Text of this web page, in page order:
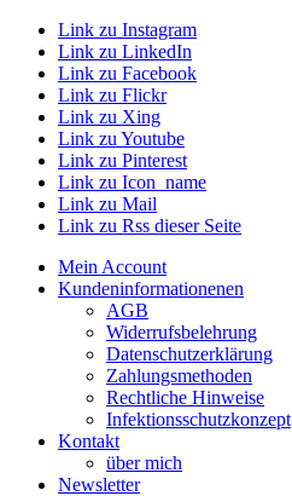
Link zu Instagram
Link zu LinkedIn
Link zu Facebook
Link zu Flickr
Link zu Xing
Link zu Youtube
Link zu Pinterest
Link zu Icon_name
Link zu Mail
Link zu Rss dieser Seite
Mein Account
Kundeninformationenen
AGB
Widerrufsbelehrung
Datenschutzerklärung
Zahlungsmethoden
Rechtliche Hinweise
Infektionsschutzkonzept
Kontakt
über mich
Newsletter